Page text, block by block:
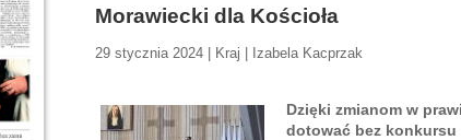
Morawiecki dla Kościoła
29 stycznia 2024 | Kraj | Izabela Kacprzak
Dzięki zmianom w
dotować bez konkursu